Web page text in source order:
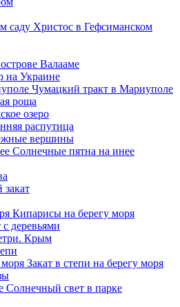
Христос в Гефсиманском
Валааме
на Украине
Чумацкий тракт в Мариуполе
роща
озеро
распутица
вершины
Солнечные пятна на инее
Кипарисы на берегу моря
с деревьями
Крым
Закат в степи на берегу моря
Солнечный свет в парке